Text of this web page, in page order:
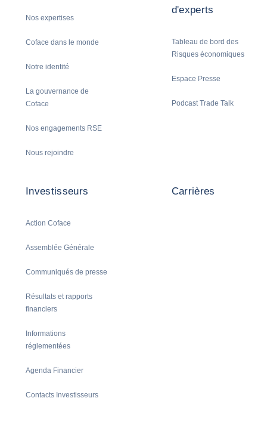
Nos expertises
Coface dans le monde
Notre identité
La gouvernance de
Coface
Nos engagements RSE
Nous rejoindre
d'experts
Tableau de bord des
Risques économiques
Espace Presse
Podcast Trade Talk
Investisseurs
Action Coface
Assemblée Générale
Communiqués de presse
Résultats et rapports
financiers
Informations
réglementées
Agenda Financier
Contacts Investisseurs
Carrières